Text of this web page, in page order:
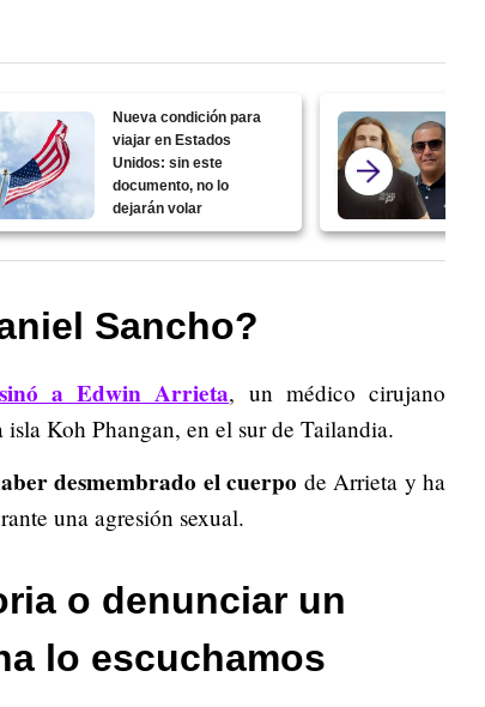
Nueva condición para
viajar en Estados
Unidos: sin este
documento, no lo
dejarán volar
Sancho?
a Edwin Arrieta, un médico cirujano
Koh Phangan, en el sur de Tailandia.
desmembrado el cuerpo de Arrieta y ha
una agresión sexual.
o denunciar un
lo escuchamos